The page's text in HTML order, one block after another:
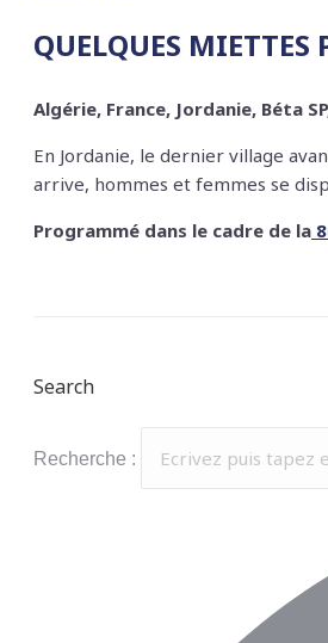
QUELQUES MIETTES
Algérie, France, Jordanie, Béta
En Jordanie, le dernier village
arrive, hommes et femmes se
Programmé dans le cadre de la
Search
Recherche :